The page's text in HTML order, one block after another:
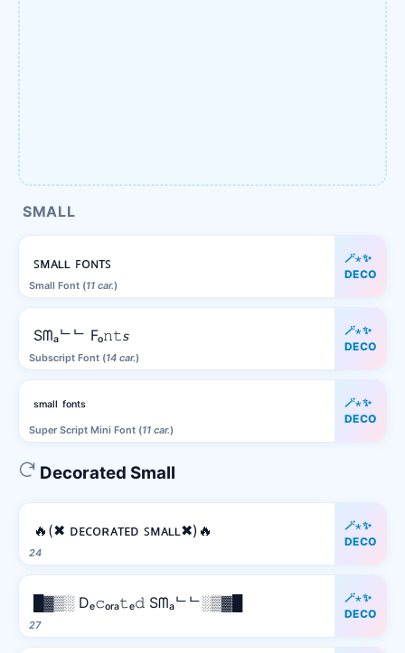
SMALL
Small Font (11 car.)
ꜱᴍᴀʟʟ ꜰᴏɴᴛꜱ
🪄⋆✨
DECO
Subscript Font (14 car.)
Sᗰₐᄂᄂ Fₒ𝚗𝚝𝘴
🪄⋆✨
DECO
Super Script Mini Font (11 car.)
ˢᵐᵃˡˡ ᶠᵒⁿᵗˢ
🪄⋆✨
DECO
Decorated Small
24
🔥(✖ ᴅᴇᴄᴏʀᴀᴛᴇᴅ ꜱᴍᴀʟʟ✖)🔥
🪄⋆✨
DECO
27
█▓▒░ Dₑ𝚌ₒᵣₐ𝚝ₑ𝚍 Sᗰₐᄂᄂ░▒▓█
🪄⋆✨
DECO